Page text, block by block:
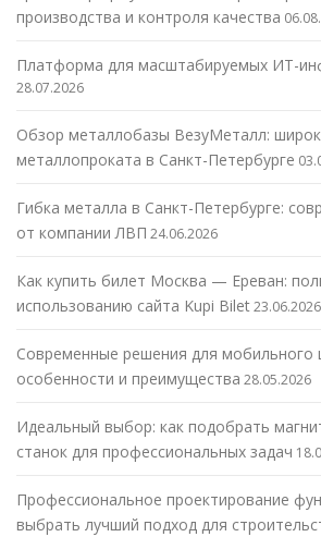
производства и контроля качества
Платформа для масштабируемых ИТ-
28.07.2026
Обзор металлобазы ВезуМеталл:
металлопроката в Санкт-Петербурге
Гибка металла в Санкт-Петербурге:
от компании ЛВП 24.06.2026
Как купить билет Москва — Ереван:
использованию сайта Kupi Bilet23.06.2026
Современные решения для
особенности и преимущества 28.05.2026
Идеальный выбор: как подобрать
станок для профессиональных задач
Профессиональное проектирование
выбрать лучший подход для